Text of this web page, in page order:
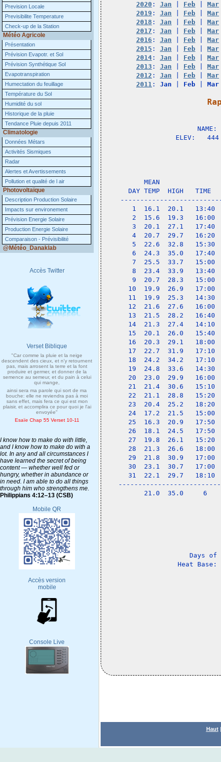
Prevision Locale
Previsibilite Temperature
Check-up de la Station
Météo Agricole
Présentation
Prévision Evapotr. et Sol
Prévision Synthétique Sol
Evapotranspiration
Humectation du feuillage
Température du Sol
Humidité du sol
Historique de la pluie
Tendance Pluie depuis 2011
Climatologie
Données Métars
Activités Sismiques
Radar
Alertes et Avertissements
Pollution et qualité de l air
Photovoltaïque
Description Production Solaire
Impacts sur environement
Prévision Energie Solaire
Production Energie Solaire
Comparaison - Prévisibilité
@Météo_Danaklab
Accès Twitter
Verset Biblique
"Car comme la pluie et la neige
descendent des cieux, et n'y retournent
pas, mais arrosent la terre et la font
produire et germer, et donner de la
semence au semeur, et du pain à celui
qui mange,
ainsi sera ma parole qui sort de ma
bouche: elle ne reviendra pas à moi
sans effet, mais fera ce qui est mon
plaisir, et accomplira ce pour quoi je l'ai
envoyée"
Esaïe Chap 55 Verset 10-11
I know how to make do with little,
and I know how to make do with a
lot. In any and all circumstances I
have learned the secret of being
content — whether well fed or
hungry, whether in abundance or
in need. I am able to do all things
through him who strengthens me.
Philippians 4:12–13 (CSB)
Mobile QR
Accès version
mobile
Console Live
2020 : Jan Feb Mar
2019 : Jan Feb Mar
2018 : Jan Feb Mar
2017 : Jan Feb Mar
2016 : Jan Feb Mar
2015 : Jan Feb Mar
2014 : Jan Feb Mar
2013 : Jan Feb Mar
2012 : Jan Feb Mar
2011 : Jan Feb Mar
ELEV:
MEAN
DAY TEMP  HIGH   TIME
1  16.1  20.1
2  15.6  19.3
3  20.1  27.1
4  20.7  29.7
5  22.6  32.8
6  24.3  35.0
7  25.5  33.7
8  23.4  33.9
9  20.7  28.3   15:00
10  19.9  26.9
11  19.9  25.3
12  21.6  27.6
13  21.5  28.2
14  21.3  27.4
15  20.1  26.0
16  20.3  29.1
17  22.7  31.9
18  24.2  34.2
19  24.8  33.6
20  23.0  29.9
21  21.4  30.6
22  21.1  28.8
23  20.4  25.2
24  17.2  21.5
25  16.3  20.9
26  18.1  24.5
27  19.8  26.1
28  21.3  26.6
29  21.8  30.9
30  23.1  30.7
31  22.1  29.7
21.0  35.0     6
Days of
Haut